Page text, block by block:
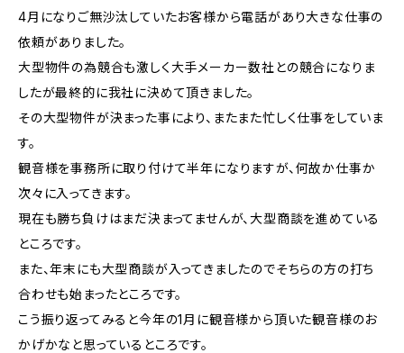
4月になりご無沙汰していたお客様から電話があり大きな仕事の
依頼がありました。
大型物件の為競合も激しく大手メーカー数社との競合になりま
したが最終的に我社に決めて頂きました。
その大型物件が決まった事により、またまた忙しく仕事をしていま
す。
観音様を事務所に取り付けて半年になりますが、何故か仕事か
次々に入ってきます。
現在も勝ち負けはまだ決まってませんが、大型商談を進めている
ところです。
また、年末にも大型商談が入ってきましたのでそちらの方の打ち
合わせも始まったところです。
こう振り返ってみると今年の1月に観音様から頂いた観音様のお
かげかなと思っているところです。